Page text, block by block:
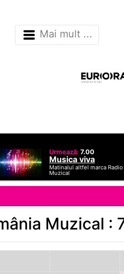
Mai mult ...
Urmează: 7.00
Musica viva
Matinalul altfel marca Radio
Muzical
Muzical